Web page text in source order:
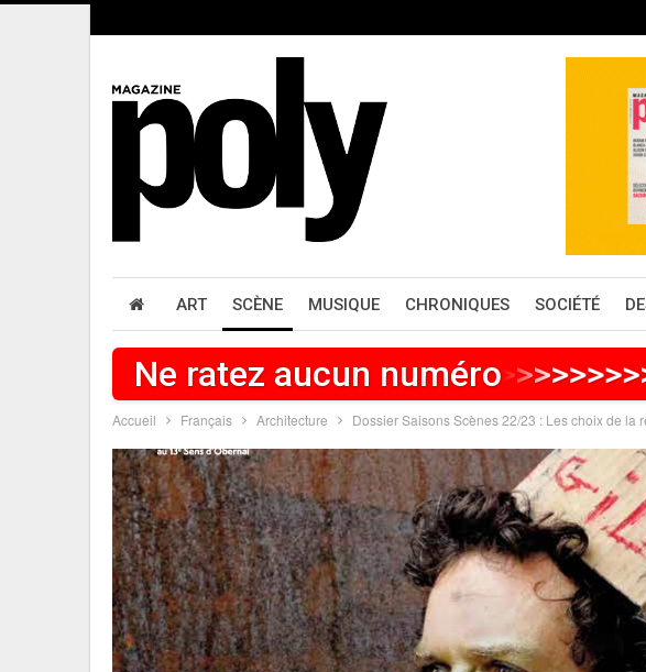
ART SCÈNE MUSIQUE CHRONIQUES SOCIÉTÉ
Ne ratez aucun numéro>>>>>>>
Accueil Français Architecture Dossier Saisons Scènes 22/23 : Les choix de la